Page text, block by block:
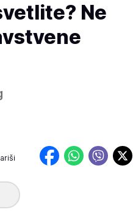
Ne